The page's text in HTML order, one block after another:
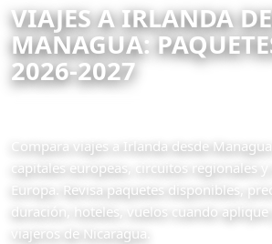
VIAJES A IRLANDA
MANAGUA:
2026-2027
Compara viajes a Irlanda desde
capitales europeas, circuitos regionales
Europa. Revisa paquetes disponibles,
duración, hoteles, vuelos cuando aplique
viajeros de Nicaragua.